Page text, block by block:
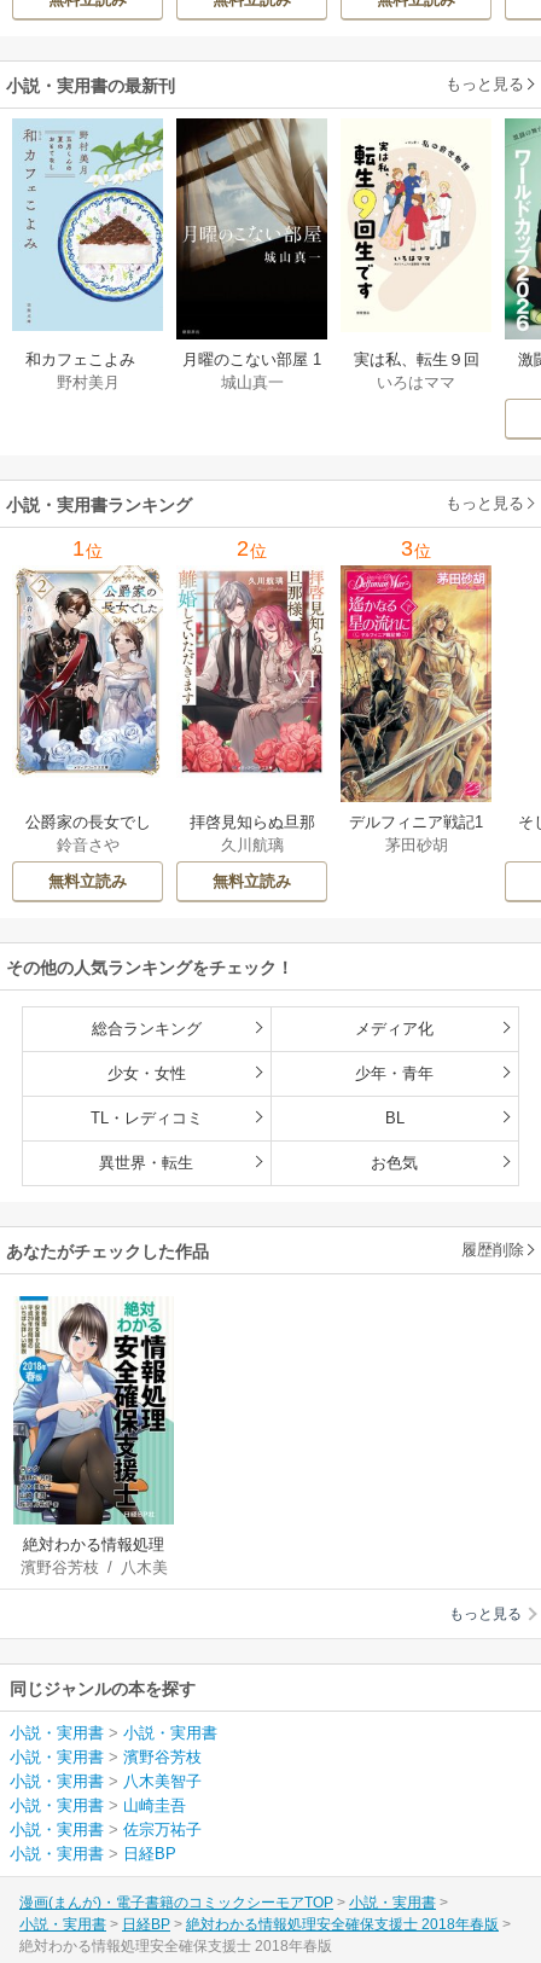
h-goon 伝～
二
小説・実用書の最新刊 もっと見る
和カフェこよみ
五月くんの夏のお
野村美月
月曜のこない部屋 1
巻
城山真一
実は私、転生９回
生です マンガ
いろはママ
激
小説・実用書ランキング もっと見る
1位
公爵家の長女でし
た
鈴音さや
無料立読み
2位
拝啓見知らぬ旦那
様、離婚していた
だきます
久川航璃
無料立読み
3位
デルフィニア戦記1
茅田砂胡
そ
その他の人気ランキングをチェック！
総合ランキング メディア化
少女・女性 少年・青年
TL・レディコミ BL
異世界・転生 お色気
あなたがチェックした作品 履歴削除
絶対わかる情報処理
安全確保支援士 2018
年春版
濱野谷芳枝 / 八木美
智子/山崎圭吾/佐
もっと見る
同じジャンルの本を探す
小説・実用書 > 小説・実用書
小説・実用書 > 濱野谷芳枝
小説・実用書 > 八木美智子
小説・実用書 > 山崎圭吾
小説・実用書 > 佐宗万祐子
小説・実用書 > 日経BP
漫画(まんが)・電子書籍のコミックシーモアTOP
小説・実用書
小説・実用書
日経BP
絶対わかる情報処理安全確保支援士 2018年春版
絶対わかる情報処理安全確保支援士 2018年春版